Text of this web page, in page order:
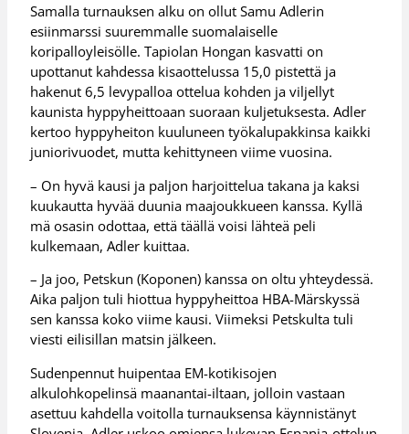
Samalla turnauksen alku on ollut Samu Adlerin
esiinmarssi suuremmalle suomalaiselle
koripalloyleisölle. Tapiolan Hongan kasvatti on
upottanut kahdessa kisaottelussa 15,0 pistettä ja
hakenut 6,5 levypalloa ottelua kohden ja viljellyt
kaunista hyppyheittoaan suoraan kuljetuksesta. Adler
kertoo hyppyheiton kuuluneen työkalupakkinsa kaikki
juniorivuodet, mutta kehittyneen viime vuosina.
– On hyvä kausi ja paljon harjoittelua takana ja kaksi
kuukautta hyvää duunia maajoukkueen kanssa. Kyllä
mä osasin odottaa, että täällä voisi lähteä peli
kulkemaan, Adler kuittaa.
– Ja joo, Petskun (Koponen) kanssa on oltu yhteydessä.
Aika paljon tuli hiottua hyppyheittoa HBA-Märskyssä
sen kanssa koko viime kausi. Viimeksi Petskulta tuli
viesti eilisillan matsin jälkeen.
Sudenpennut huipentaa EM-kotikisojen
alkulohkopelinsä maanantai-iltaan, jolloin vastaan
asettuu kahdella voitolla turnauksensa käynnistänyt